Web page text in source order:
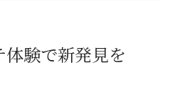
う静かな癒やしの場所
験で新発見を